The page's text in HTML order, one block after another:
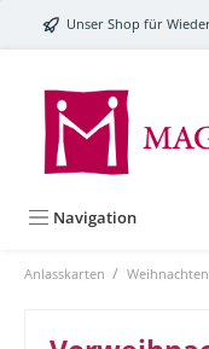
springenUnser Shop für
Navigation
Anlasskarten / Weihnachten